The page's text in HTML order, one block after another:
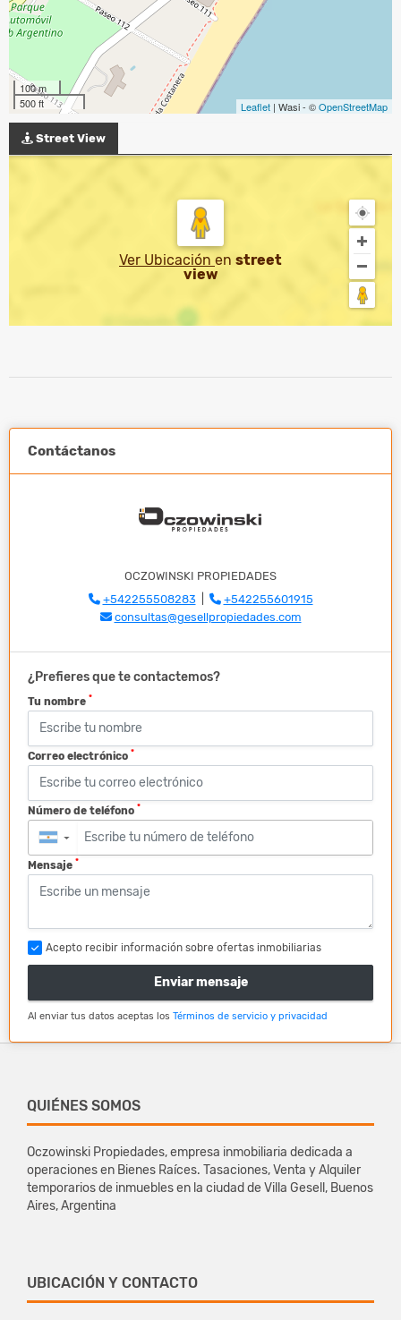
100 m
500 ft
Leaflet | Wasi - ©OpenStreetMap
Street View
Ver Ubicación en street
view
Contáctanos
OCZOWINSKI PROPIEDADES
+542255508283|
+542255601915
consultas@gesellpropiedades.com
¿Prefieres que te contactemos?
Tu nombre *
Correo electrónico *
Número de teléfono *
▼
Mensaje *
Acepto recibir información sobre ofertas inmobiliarias
Enviar mensaje
Al enviar tus datos aceptas los Términos de servicio y privacidad
QUIÉNES SOMOS
Oczowinski Propiedades, empresa inmobiliaria dedicada a
operaciones en Bienes Raíces. Tasaciones, Venta y Alquiler
temporarios de inmuebles en la ciudad de Villa Gesell, Buenos
Aires, Argentina
UBICACIÓN Y CONTACTO